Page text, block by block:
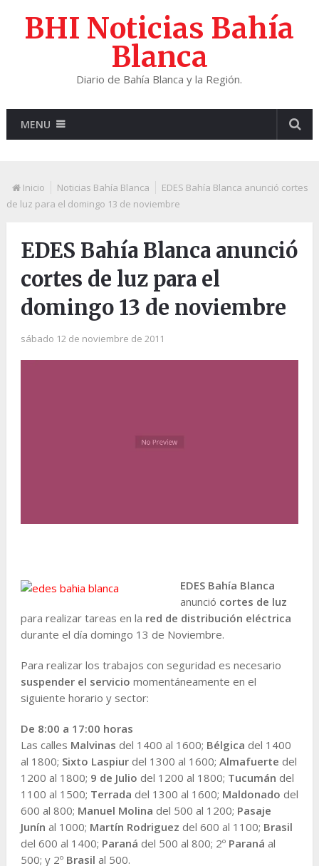
BHI Noticias Bahía
Blanca
Diario de Bahía Blanca y la Región.
MENU
Inicio Noticias Bahía Blanca
EDES Bahía Blanca anunció cortes
de luz para el domingo 13 de noviembre
EDES Bahía Blanca anunció
cortes de luz para el
domingo 13 de noviembre
sábado 12 de noviembre de 2011
EDES Bahía Blanca
anunció cortes de luz
para realizar tareas en la red de distribución eléctrica
durante el día domingo 13 de Noviembre.
Para realizar los trabajos con seguridad es necesario
suspender el servicio momentáneamente en el
siguiente horario y sector:
De 8:00 a 17:00 horas
Las calles Malvinas del 1400 al 1600; Bélgica del 1400
al 1800; Sixto Laspiurdel 1300 al 1600; Almafuerte del
1200 al 1800; 9 de Julio del 1200 al 1800; Tucumán del
1100 al 1500; Terrada del 1300 al 1600; Maldonado del
600 al 800; Manuel Molina del 500 al 1200; Pasaje
Junín al 1000; Martín Rodriguez del 600 al 1100; Brasil
del 600 al 1400; Paraná del 500 al 800; 2º Paraná al
500; y 2º Brasil al 500.